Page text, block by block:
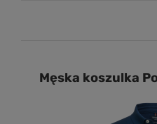
Męska koszulka